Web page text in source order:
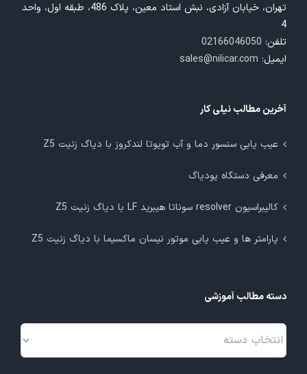
تهران، خیابان آزادی، نبش استاد معین، پلاک 486، طبقه اول، واحد
4
تلفن: 02166046050
ایمیل: sales@nilicar.com
آخرین مطالب نیلی کار
عیب یابی سنسور دما و آب تویوتا لندکروز با دیاگ زنیت Z5
معرفی دستگاه یودیاگ
کالیبراسیون resolver سوناتا هیبرید LF با دیاگ زنیت Z5
پارامتر ها و عیب یابی موتور نیسان ماکسیما با دیاگ زنیت Z5
دسته مطالب آموزشی
دسته